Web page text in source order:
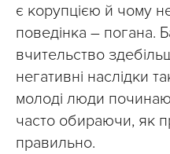
є корупцією й чому
поведінка – погана.
вчительство
негативні наслідки
молоді люди
часто обираючи, як
правильно.